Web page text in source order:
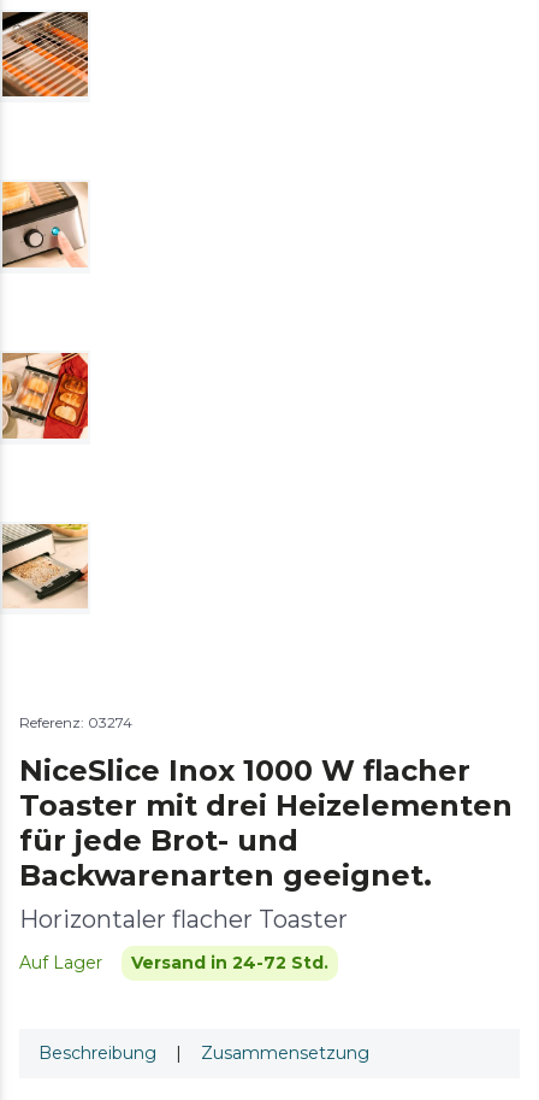
Referenz: 03274
NiceSlice Inox 1000 W flacher
Toaster mit drei Heizelementen
für jede Brot- und
Backwarenarten geeignet.
Horizontaler flacher Toaster
Auf Lager Versand in 24-72 Std.
Beschreibung | Zusammensetzung